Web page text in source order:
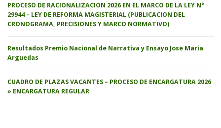
PROCESO DE RACIONALIZACION 2026 EN EL MARCO DE LA LEY N°
29944 – LEY DE REFORMA MAGISTERIAL (PUBLICACION DEL
CRONOGRAMA, PRECISIONES Y MARCO NORMATIVO)
Resultados Premio Nacional de Narrativa y Ensayo Jose Maria
Arguedas
CUADRO DE PLAZAS VACANTES – PROCESO DE ENCARGATURA 2026
» ENCARGATURA REGULAR